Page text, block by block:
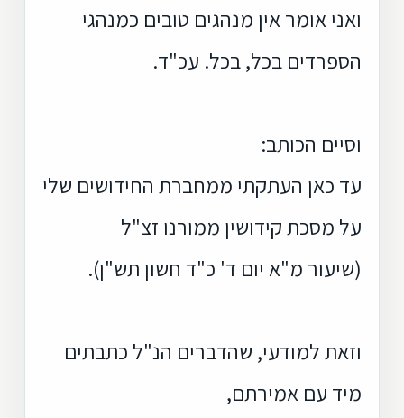
ואני אומר אין מנהגים טובים כמנהגי
הספרדים בכל, בכל. עכ"ד.
וסיים הכותב:
עד כאן העתקתי ממחברת החידושים שלי
על מסכת קידושין ממורנו זצ"ל
(שיעור מ"א יום ד' כ"ד חשון תש"ן).
וזאת למודעי, שהדברים הנ"ל כתבתים
מיד עם אמירתם,